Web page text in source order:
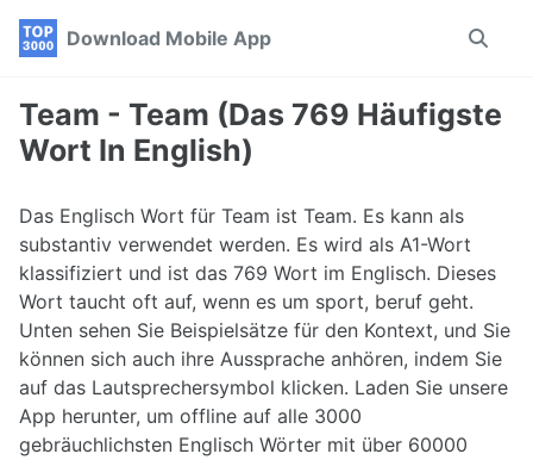
Skip
navigation
Skip
Skip
Download Mobile App
Toggle
Team - Team (Das 769 Häufigste
Wort In English)
Das Englisch Wort für Team ist Team. Es kann als
substantiv verwendet werden. Es wird als A1-Wort
klassifiziert und ist das 769 Wort im Englisch. Dieses
Wort taucht oft auf, wenn es um sport, beruf geht.
Unten sehen Sie Beispielsätze für den Kontext, und Sie
können sich auch ihre Aussprache anhören, indem Sie
auf das Lautsprechersymbol klicken. Laden Sie unsere
App herunter, um offline auf alle 3000
gebräuchlichsten Englisch Wörter mit über 60000